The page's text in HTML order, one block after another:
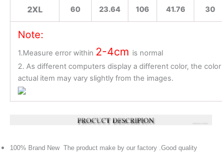
2XL 60 23.64 106 41.76 30
Note:
1.Measure error within 2-4cm is normal
2. As different computers display a different color, the
actual item may vary slightly from the images.
100% Brand New The product make by our factory .Good quality